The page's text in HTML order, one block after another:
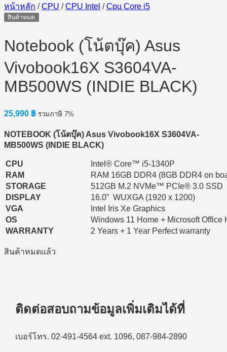
หน้าหลัก / CPU / CPU Intel / Cpu Core i5
สินค้าหมด
Notebook (โน้ตบุ๊ค) Asus
Vivobook16X S3604VA-
MB500WS (INDIE BLACK)
25,990 ฿ รวมภาษี 7%
NOTEBOOK (โน้ตบุ๊ค) Asus Vivobook16X S3604VA-
MB500WS (INDIE BLACK)
CPU
Intel® Core™ i5-1340P
RAM
RAM 16GB DDR4 (8GB DDR4 on
STORAGE
512GB M.2 NVMe™ PCIe® 3.0 SSD
DISPLAY
16.0” WUXGA (1920 x 1200)
VGA
Intel Iris Xe Graphics
OS
Windows 11 Home + Microsoft Office
WARRANTY
2 Years + 1 Year Perfect warranty
สินค้าหมดแล้ว
ติดต่อสอบถามข้อมูลเพิ่มเติมได้ที่
เบอร์โทร. 02-491-4564 ext. 1096, 087-984-2890